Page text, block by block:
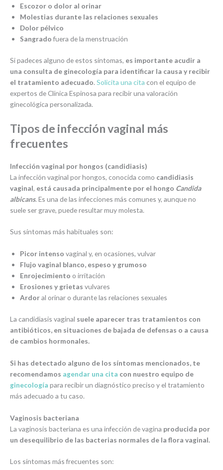
Escozor o dolor al orinar
Molestias durante las relaciones sexuales
Dolor pélvico
Sangradofuera de la menstruación
Si padeces alguno de estos síntomas, es importante acudir a
una consulta de ginecología para identificar la causa y recibir
el tratamiento adecuado. Solicita una cita con el equipo de
expertos de Clínica Espinosa para recibir una valoración
ginecológica personalizada.
Tipos de infección vaginal más
frecuentes
Infección vaginal por hongos (candidiasis)
La infección vaginal por hongos, conocida como candidiasis
vaginal, está causada principalmente por el hongo Candida
albicans. Es una de las infecciones más comunes y, aunque no
suele ser grave, puede resultar muy molesta.
Sus síntomas más habituales son:
Picor intenso vaginal y, en ocasiones, vulvar
Flujo vaginal blanco, espeso y grumoso
Enrojecimiento o irritación
Erosiones y grietas vulvares
Ardoral orinar o durante las relaciones sexuales
La candidiasis vaginal suele aparecer tras tratamientos con
antibióticos, en situaciones de bajada de defensas o a causa
de cambios hormonales.
Si has detectado alguno de los síntomas mencionados, te
recomendamos agendar una cita con nuestro equipo de
ginecología para recibir un diagnóstico preciso y el tratamiento
más adecuado a tu caso.
Vaginosis bacteriana
La vaginosis bacteriana es una infección de vagina producida por
un desequilibrio de las bacterias normales de la flora vaginal.
Los síntomas más frecuentes son: